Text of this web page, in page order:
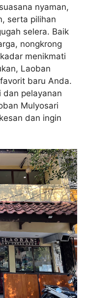
nyaman,
serta pilihan
selera. Baik
nongkrong
menikmati
Laoban
baru Anda.
dan pelayanan
Mulyosari
dan ingin